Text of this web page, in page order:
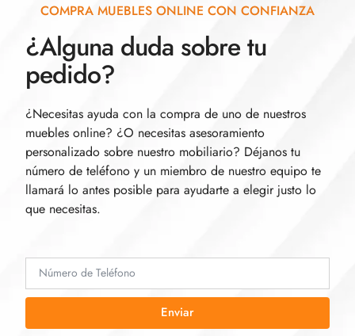
COMPRA MUEBLES ONLINE CON CONFIANZA
¿Alguna duda sobre tu
pedido?
¿Necesitas ayuda con la compra de uno de nuestros
muebles online? ¿O necesitas asesoramiento
personalizado sobre nuestro mobiliario? Déjanos tu
número de teléfono y un miembro de nuestro equipo te
llamará lo antes posible para ayudarte a elegir justo lo
que necesitas.
Enviar